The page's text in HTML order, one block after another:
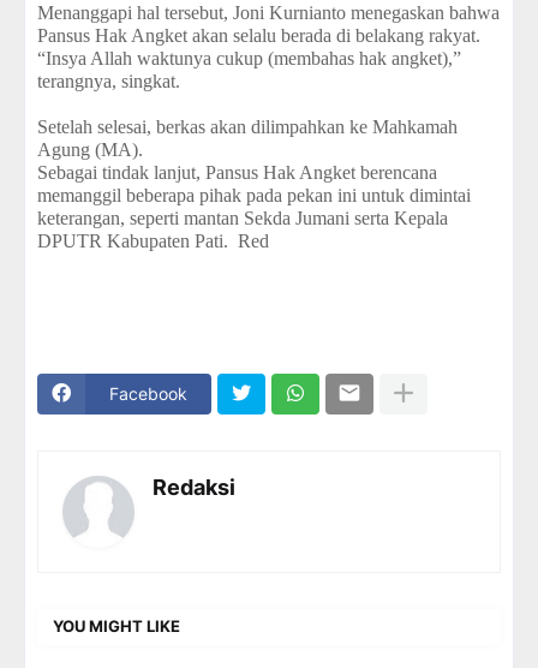
Menanggapi hal tersebut, Joni Kurnianto menegaskan bahwa
Pansus Hak Angket akan selalu berada di belakang rakyat.
“Insya Allah waktunya cukup (membahas hak angket),”
terangnya, singkat.
Setelah selesai, berkas akan dilimpahkan ke Mahkamah
Agung (MA).
Sebagai tindak lanjut, Pansus Hak Angket berencana
memanggil beberapa pihak pada pekan ini untuk dimintai
keterangan, seperti mantan Sekda Jumani serta Kepala
DPUTR Kabupaten Pati. Red
Facebook
Redaksi
YOU MIGHT LIKE